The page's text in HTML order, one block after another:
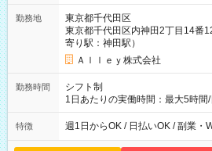
勤務地
東京都千代田区
東京都千代田区内神田2丁目14番
寄り駅：神田駅）
Ａｌｌｅｙ株式会社
勤務時間
シフト制
1日あたりの実働時間：最大5時
実働時間：1-5時間 └上記の時間
能！ └平日・土曜日の中で、お好
特徴 週1日からOK / 日払いOK / 副業・